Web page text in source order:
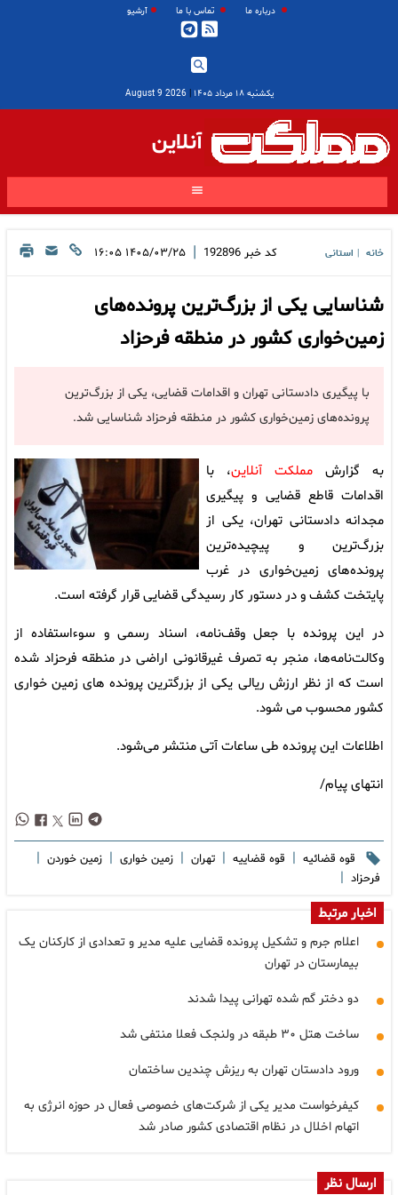
درباره ما تماس با ما آرشیو
یکشنبه ۱۸ مرداد ۱۴۰۵ |
2026 August 9
آنلاین
خانه استانی کد خبر 192896
| ۱۴۰۵/۰۳/۲۵ ۱۶:۰۵
شناسایی یکی از بزرگ‌ترین پرونده‌های
زمین‌خواری کشور در منطقه فرحزاد
با پیگیری دادستانی تهران و اقدامات قضایی، یکی از بزرگ‌ترین
پرونده‌های زمین‌خواری کشور در منطقه فرحزاد شناسایی شد.
به گزارش مملکت آنلاین، با
اقدامات قاطع قضایی و پیگیری
مجدانه دادستانی تهران، یکی از
بزرگ‌ترین و پیچیده‌ترین
پرونده‌های زمین‌خواری در غرب
پایتخت کشف و در دستور کار رسیدگی قضایی قرار گرفته است.
در این پرونده با جعل وقف‌نامه، اسناد رسمی و سوءاستفاده از
وکالت‌نامه‌ها، منجر به تصرف غیرقانونی اراضی در منطقه فرحزاد شده
است که از نظر ارزش ریالی یکی از بزرگترین پرونده های زمین خواری
کشور محسوب می شود.
اطلاعات این پرونده طی ساعات آتی منتشر می‌شود.
انتهای پیام/
قوه قضائیه | قوه قضاییه | تهران | زمین خواری | زمین خوردن |
فرحزاد |
اخبار مرتبط
اعلام جرم و تشکیل پرونده قضایی علیه مدیر و تعدادی از کارکنان یک
بیمارستان در تهران
دو دختر گم شده تهرانی پیدا شدند
ساخت هتل ۳۰ طبقه در ولنجک فعلا منتفی شد
ورود دادستان تهران به ریزش چندین ساختمان
کیفرخواست مدیر یکی از شرکت‌های خصوصی فعال در حوزه انرژی به
اتهام اخلال در نظام اقتصادی کشور صادر شد
ارسال نظر